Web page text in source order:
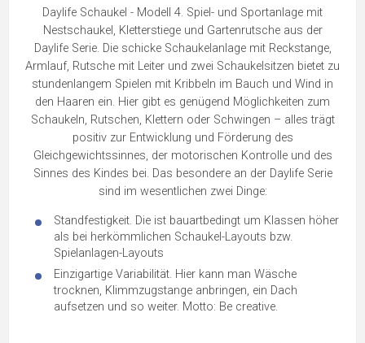
Daylife Schaukel - Modell 4. Spiel- und Sportanlage mit
Nestschaukel, Kletterstiege und Gartenrutsche aus der
Daylife Serie. Die schicke Schaukelanlage mit Reckstange,
Armlauf, Rutsche mit Leiter und zwei Schaukelsitzen bietet zu
stundenlangem Spielen mit Kribbeln im Bauch und Wind in
den Haaren ein. Hier gibt es genügend Möglichkeiten zum
Schaukeln, Rutschen, Klettern oder Schwingen – alles trägt
positiv zur Entwicklung und Förderung des
Gleichgewichtssinnes, der motorischen Kontrolle und des
Sinnes des Kindes bei. Das besondere an der Daylife Serie
sind im wesentlichen zwei Dinge:
Standfestigkeit. Die ist bauartbedingt um Klassen höher
als bei herkömmlichen Schaukel-Layouts bzw.
Spielanlagen-Layouts
Einzigartige Variabilität. Hier kann man Wäsche
trocknen, Klimmzugstange anbringen, ein Dach
aufsetzen und so weiter. Motto: Be creative.